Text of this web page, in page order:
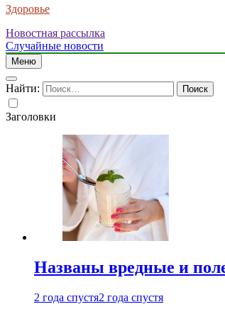
Здоровье
Новостная рассылка
Случайные новости
Меню
Найти:
Заголовки
Названы вредные и
2 года спустя2 года спустя